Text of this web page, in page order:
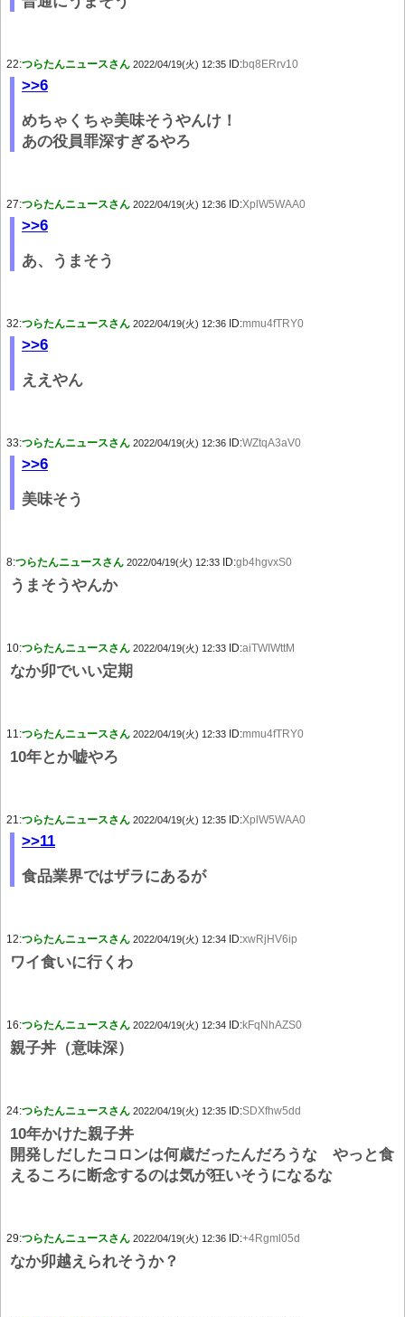
22:つらたんニュースさん 2022/04/19(火) 12:35 ID:bq8ERrv10
>>6
めちゃくちゃ美味そうやんけ！
あの役員罪深すぎるやろ
27:つらたんニュースさん 2022/04/19(火) 12:36 ID:XplW5WAA0
>>6
あ、うまそう
32:つらたんニュースさん 2022/04/19(火) 12:36 ID:mmu4fTRY0
>>6
ええやん
33:つらたんニュースさん 2022/04/19(火) 12:36 ID:WZtqA3aV0
>>6
美味そう
8:つらたんニュースさん 2022/04/19(火) 12:33 ID:gb4hgvxS0
うまそうやんか
10:つらたんニュースさん 2022/04/19(火) 12:33 ID:aiTWIWttM
なか卯でいい定期
11:つらたんニュースさん 2022/04/19(火) 12:33 ID:mmu4fTRY0
10年とか嘘やろ
21:つらたんニュースさん 2022/04/19(火) 12:35 ID:XplW5WAA0
>>11
食品業界ではザラにあるが
12:つらたんニュースさん 2022/04/19(火) 12:34 ID:xwRjHV6ip
ワイ食いに行くわ
16:つらたんニュースさん 2022/04/19(火) 12:34 ID:kFqNhAZS0
親子丼（意味深）
24:つらたんニュースさん 2022/04/19(火) 12:35 ID:SDXfhw5dd
10年かけた親子丼
開発しだしたコロンは何歳だったんだろうな やっと食
えるころに断念するのは気が狂いそうになるな
29:つらたんニュースさん 2022/04/19(火) 12:36 ID:+4Rgml05d
なか卯越えられそうか？